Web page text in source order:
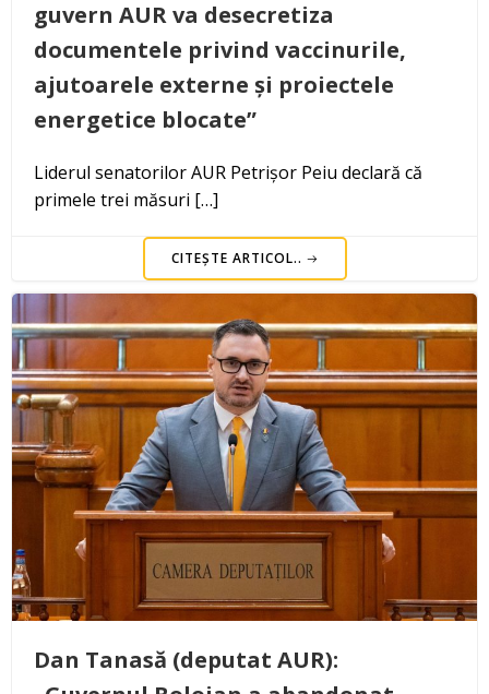
guvern AUR va desecretiza
documentele privind vaccinurile,
ajutoarele externe și proiectele
energetice blocate”
Liderul senatorilor AUR Petrișor Peiu declară că
primele trei măsuri […]
CITEȘTE ARTICOL..
Dan Tanasă (deputat AUR):